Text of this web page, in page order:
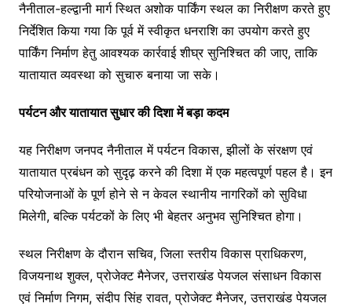
नैनीताल-हल्द्वानी मार्ग स्थित अशोक पार्किंग स्थल का निरीक्षण करते हुए
निर्देशित किया गया कि पूर्व में स्वीकृत धनराशि का उपयोग करते हुए
पार्किंग निर्माण हेतु आवश्यक कार्रवाई शीघ्र सुनिश्चित की जाए, ताकि
यातायात व्यवस्था को सुचारु बनाया जा सके।
पर्यटन और यातायात सुधार की दिशा में बड़ा कदम
यह निरीक्षण जनपद नैनीताल में पर्यटन विकास, झीलों के संरक्षण एवं
यातायात प्रबंधन को सुदृढ़ करने की दिशा में एक महत्वपूर्ण पहल है। इन
परियोजनाओं के पूर्ण होने से न केवल स्थानीय नागरिकों को सुविधा
मिलेगी, बल्कि पर्यटकों के लिए भी बेहतर अनुभव सुनिश्चित होगा।
स्थल निरीक्षण के दौरान सचिव, जिला स्तरीय विकास प्राधिकरण,
विजयनाथ शुक्ल, प्रोजेक्ट मैनेजर, उत्तराखंड पेयजल संसाधन विकास
एवं निर्माण निगम, संदीप सिंह रावत, प्रोजेक्ट मैनेजर, उत्तराखंड पेयजल